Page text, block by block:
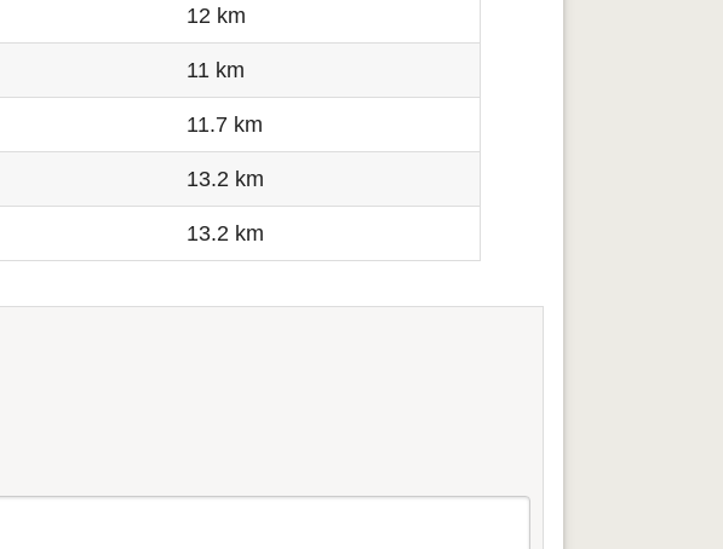
12 km
11 km
11.7 km
13.2 km
13.2 km